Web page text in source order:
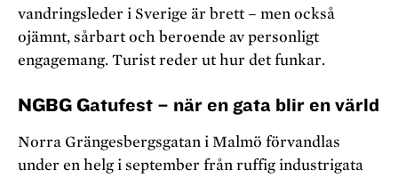
vandringsleder i Sverige är brett – men också
ojämnt, sårbart och beroende av personligt
engagemang. Turist reder ut hur det funkar.
NGBG Gatufest – när en gata blir en värld
Norra Grängesbergsgatan i Malmö förvandlas
under en helg i september från ruffig industrigata